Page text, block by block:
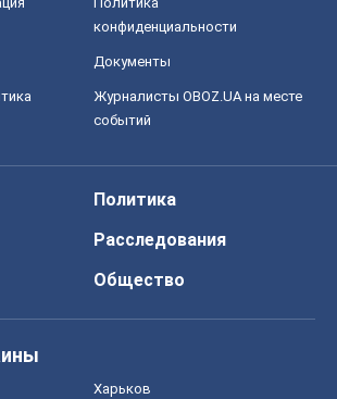
конфиденциальности
Документы
Журналисты OBOZ.UA на месте
событий
Политика
Расследования
Общество
Харьков